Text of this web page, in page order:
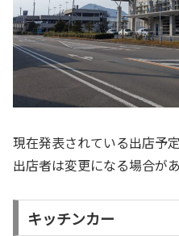
現在発表されている出店予
出店者は変更になる場合があ
キッチンカー